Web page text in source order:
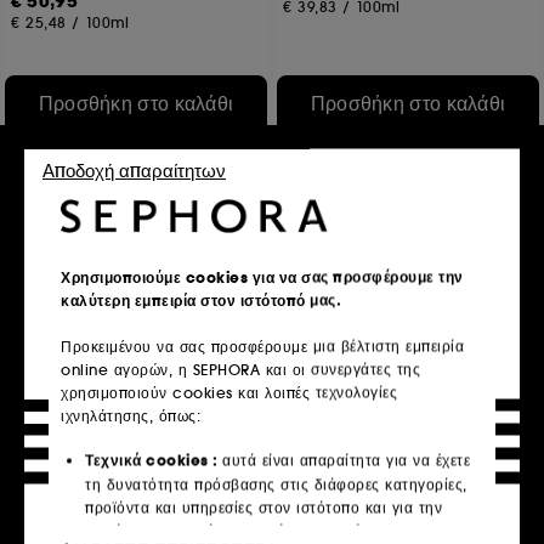
€ 25,48 / 100ml
Προσθήκη στο καλάθι
€ 39,83 / 100ml
Προσθήκη στο καλάθι
Hypnotic Poison Eau de
Parfum
Από:€ 133,95
/100ml
BALI BODY
Bali Body
€ 32,95
€ 14,64 /100ml
Χρησιμοποιούμε cookies για να σας προσφέρουμε την
καλύτερη εμπειρία στον ιστότοπό μας.
Προκειμένου να σας προσφέρουμε μια βέλτιστη εμπειρία
online αγορών, η SEPHORA και οι συνεργάτες της
χρησιμοποιούν cookies και λοιπές τεχνολογίες
ιχνηλάτησης, όπως:
Τεχνικά cookies : αυτά είναι απαραίτητα για να έχετε
τη δυνατότητα πρόσβασης στις διάφορες κατηγορίες,
προϊόντα και υπηρεσίες στον ιστότοπο και για την
ασφάλεια του ιστότοπου. Είναι απαραίτητα για την
Αποδοχή απαραίτητων